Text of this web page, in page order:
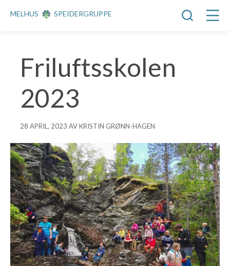
MELHUS SPEIDERGRUPPE
Friluftsskolen
2023
28 APRIL, 2023 AV KRISTIN GRØNN-HAGEN